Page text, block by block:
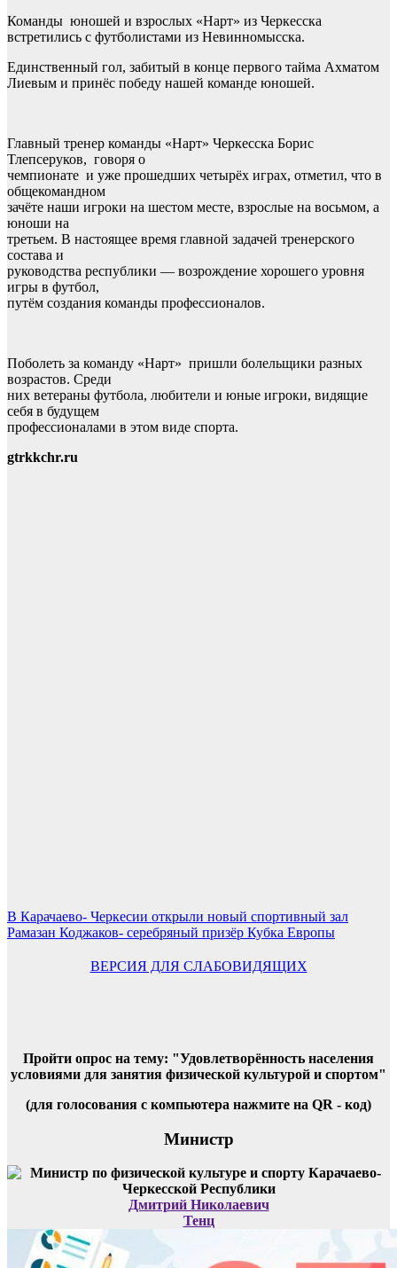
Команды юношей и взрослых «Нарт» из Черкесска
встретились с футболистами из Невинномысска.
Единственный гол, забитый в конце первого тайма Ахматом
Лиевым и принёс победу нашей команде юношей.
Главный тренер команды «Нарт» Черкесска Борис
Тлепсеруков, говоря о
чемпионате и уже прошедших четырёх играх, отметил, что в
общекомандном
зачёте наши игроки на шестом месте, взрослые на восьмом, а
юноши на
третьем. В настоящее время главной задачей тренерского
состава и
руководства республики — возрождение хорошего уровня
игры в футбол,
путём создания команды профессионалов.
Поболеть за команду «Нарт» пришли болельщики разных
возрастов. Среди
них ветераны футбола, любители и юные игроки, видящие
себя в будущем
профессионалами в этом виде спорта.
gtrkkchr.ru
Навигация
по
В Карачаево- Черкесии открыли новый спортивный зал
Рамазан Коджаков- серебряный призёр Кубка Европы
ВЕРСИЯ ДЛЯ СЛАБОВИДЯЩИХ
Пройти опрос на тему: "Удовлетворённость населения
условиями для занятия физической культурой и спортом"
(для голосования с компьютера нажмите на QR - код)
Министр
Дмитрий Николаевич
Тенц